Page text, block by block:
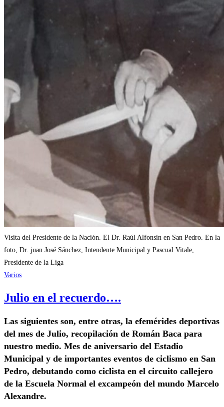
Visita del Presidente de la Nación. El Dr. Raúl Alfonsin en San Pedro. En la
foto, Dr. juan José Sánchez, Intendente Municipal y Pascual Vitale,
Presidente de la Liga
Varios
Julio en el recuerdo….
Las siguientes son, entre otras, la efemérides deportivas
del mes de Julio, recopilación de Román Baca para
nuestro medio. Mes de aniversario del Estadio
Municipal y de importantes eventos de ciclismo en San
Pedro, debutando como ciclista en el circuito callejero
de la Escuela Normal el excampeón del mundo Marcelo
Alexandre.